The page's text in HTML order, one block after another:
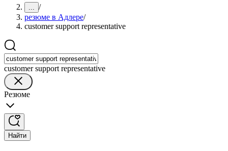
... /
резюме в Адлере/
customer support representative
customer support representative
Резюме
Найти